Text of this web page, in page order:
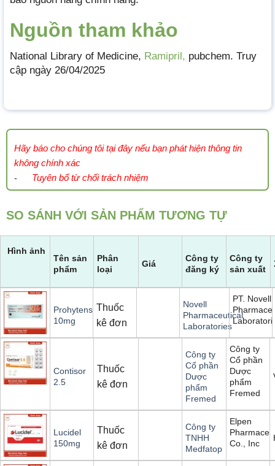
Nguồn tham khảo
National Library of Medicine, Ramipril, pubchem. Truy
cập ngày 26/04/2025
Hãy báo cho chúng tôi tại đây nếu bạn phát hiện thông tin
không chính xác
- Tuyên bố từ chối trách nhiệm
SO SÁNH VỚI SẢN PHẨM TƯƠNG TỰ
Hình ảnh
Tên sản
phẩm
Phân
loại
Giá
Công ty
đăng ký
Công ty
sản xuất
Prohytens
10mg
Thuốc
kê đơn
Novell
Pharmaceutical
Laboratories
PT. Novell
Contisor
2.5
Thuốc
kê đơn
Công ty
Cổ phần
Dược
phẩm
Fremed
Công ty
Cổ phần
Dược
phẩm
Fremed
Lucidel
150mg
Thuốc
kê đơn
Công ty
TNHH
Medfatop
Elpen
Co., Inc